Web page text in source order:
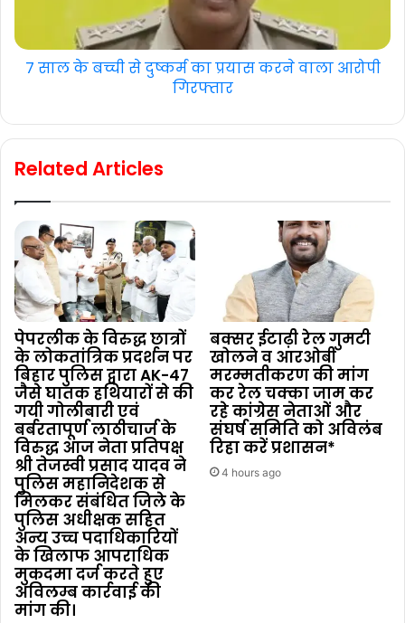
7 साल के बच्ची से दुष्कर्म का प्रयास करने वाला आरोपी
गिरफ्तार
Related Articles
पेपरलीक के विरुद्ध छात्रों
के लोकतांत्रिक प्रदर्शन पर
बिहार पुलिस द्वारा AK-47
जैसे घातक हथियारों से की
गयी गोलीबारी एवं
बर्बरतापूर्ण लाठीचार्ज के
विरुद्ध आज नेता प्रतिपक्ष
श्री तेजस्वी प्रसाद यादव ने
पुलिस महानिदेशक से
मिलकर संबंधित जिले के
पुलिस अधीक्षक सहित
अन्य उच्च पदाधिकारियों
के खिलाफ आपराधिक
मुकदमा दर्ज करते हुए
अविलम्ब कार्रवाई की
मांग की।
बक्सर ईटाढ़ी रेल गुमटी
खोलने व आरओबी
मरम्मतीकरण की मांग
कर रेल चक्का जाम कर
रहे कांग्रेस नेताओं और
संघर्ष समिति को अविलंब
रिहा करें प्रशासन*
4 hours ago